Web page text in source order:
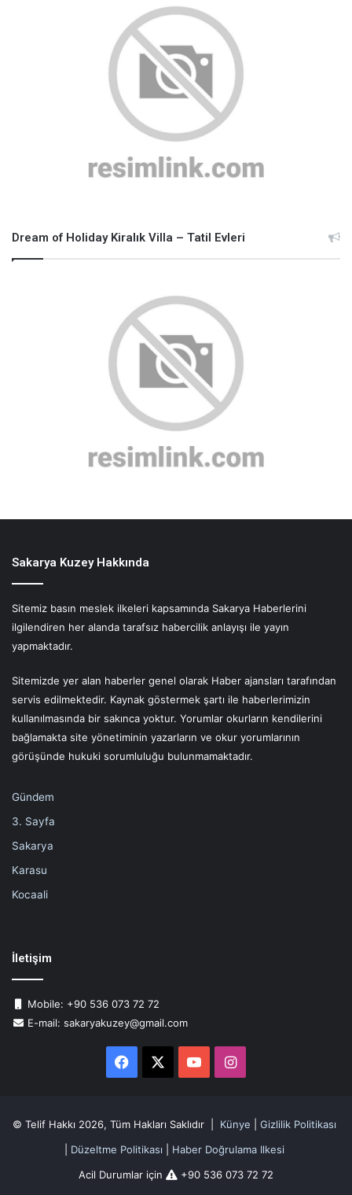
Dream of Holiday Kiralık Villa – Tatil Evleri
Sakarya Kuzey Hakkında
Sitemiz basın meslek ilkeleri kapsamında Sakarya Haberlerini
ilgilendiren her alanda tarafsız habercilik anlayışı ile yayın
yapmaktadır.
Sitemizde yer alan haberler genel olarak Haber ajansları tarafından
servis edilmektedir. Kaynak göstermek şartı ile haberlerimizin
kullanılmasında bir sakınca yoktur. Yorumlar okurların kendilerini
bağlamakta site yönetiminin yazarların ve okur yorumlarının
görüşünde hukuki sorumluluğu bulunmamaktadır.
Gündem
3. Sayfa
Sakarya
Karasu
Kocaali
İletişim
Mobile: +90 536 073 72 72
E-mail: sakaryakuzey@gmail.com
Facebook YouTubeInstagram
© Telif Hakkı 2026, Tüm Hakları Saklıdır | Künye
Gizlilik Politikası
Düzeltme Politikası
Haber Doğrulama Ilkesi
Acil Durumlar için
+90 536 073 72 72